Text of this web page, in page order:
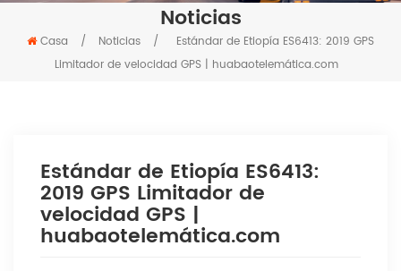
Noticias
Casa / Noticias /
Estándar de Etiopía ES6413: 2019 GPS
Limitador de velocidad GPS | huabaotelemática.com
Estándar de Etiopía ES6413:
2019 GPS Limitador de
velocidad GPS |
huabaotelemática.com